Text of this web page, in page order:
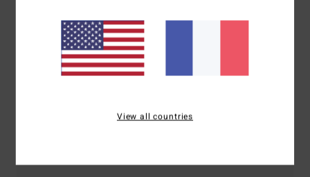
5.0
basé sur2 avis vérifiés depuis juin 2026
Rapport qualité / prix
View all countries